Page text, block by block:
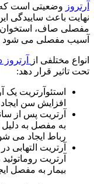
آرتروز وضعیتی است که
نهایت باعث
مفصلی صاف، استخوان
آسیب مفصلی می شود
انواع مختلفی از
تحت تاثیر قرار دهد:
استئوآرتریت یک
افزایش سن
آرتریت پس از
به مفصل به
رباط ایجاد می
آرتریت التهابی
آرتریت
بیمار به مفصل